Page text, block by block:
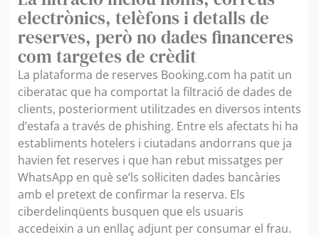
electrònics, telèfons i detalls de
reserves, però no dades financeres
com targetes de crèdit
La plataforma de reserves Booking.com ha patit un
ciberatac que ha comportat la filtració de dades de
clients, posteriorment utilitzades en diversos intents
d’estafa a través de phishing. Entre els afectats hi ha
establiments hotelers i ciutadans andorrans que ja
havien fet reserves i que han rebut missatges per
WhatsApp en què se’ls sol·liciten dades bancàries
amb el pretext de confirmar la reserva. Els
ciberdelinqüents busquen que els usuaris
accedeixin a un enllaç adjunt per consumar el frau.